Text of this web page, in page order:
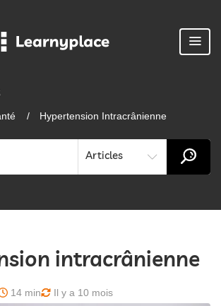
Hypertension Intracrânienne
Articles
intracrânienne
14 min Il y a 10 mois